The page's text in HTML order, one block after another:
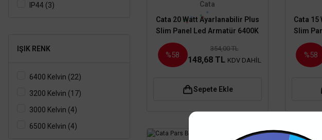
IP44 (3)
IŞIK RENK
6400 Kelvin (22)
3200 Kelvin (17)
3000 Kelvin (4)
6500 Kelvin (4)
Cata
Cata 20 Watt Ayarlanabilir Plus
Slim Panel Led Armatür 6400K
Beyaz Işık - CT-5648B
%58
354,00 TL
148,68 TL KDV DAHİL
Sepete Ekle
Cata 15
Slim
%58